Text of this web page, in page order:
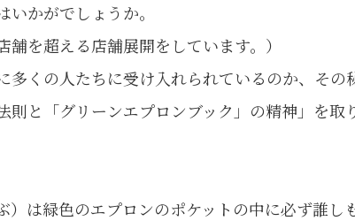
かがでしょうか。
を超える店舗展開をしています。）
くの人たちに受け入れられているのか、その
と「グリーンエプロンブック」の精神」を取
は緑色のエプロンのポケットの中に必ず誰し